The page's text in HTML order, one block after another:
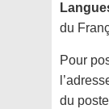
du
Pour
du